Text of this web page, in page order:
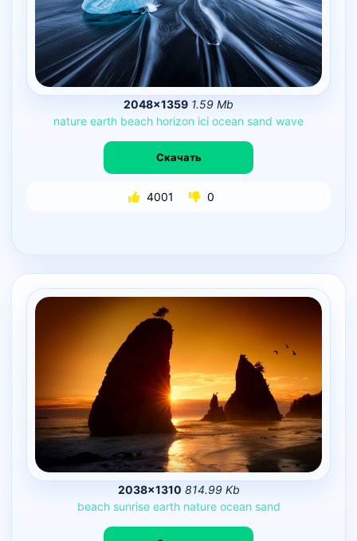
2048×1359 1.59 Mb
nature earth beach horizon ici ocean sand wave
Скачать
4001 0
2038×1310 814.99 Kb
beach sunrise earth nature ocean sand